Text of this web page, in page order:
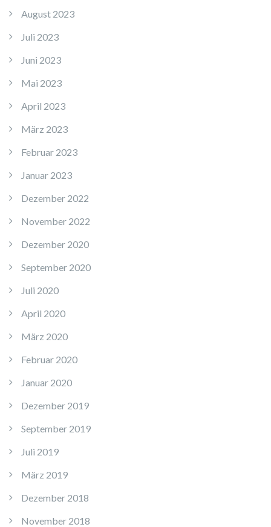
August 2023
Juli 2023
Juni 2023
Mai 2023
April 2023
März 2023
Februar 2023
Januar 2023
Dezember 2022
November 2022
Dezember 2020
September 2020
Juli 2020
April 2020
März 2020
Februar 2020
Januar 2020
Dezember 2019
September 2019
Juli 2019
März 2019
Dezember 2018
November 2018